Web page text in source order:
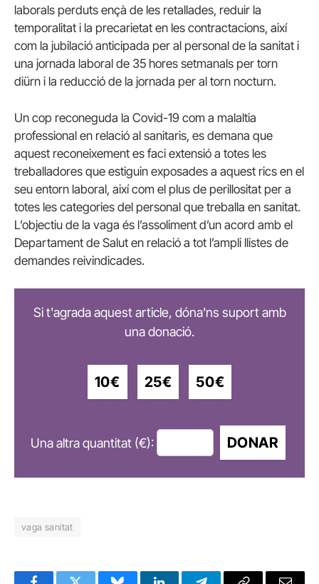
laborals perduts ençà de les retallades, reduir la
temporalitat i la precarietat en les contractacions, així
com la jubilació anticipada per al personal de la sanitat i
una jornada laboral de 35 hores setmanals per torn
diürn i la reducció de la jornada per al torn nocturn.
Un cop reconeguda la Covid-19 com a malaltia
professional en relació al sanitaris, es demana que
aquest reconeixement es faci extensió a totes les
treballadores que estiguin exposades a aquest rics en el
seu entorn laboral, així com el plus de perillositat per a
totes les categories del personal que treballa en sanitat.
L’objectiu de la vaga és l’assoliment d’un acord amb el
Departament de Salut en relació a tot l’ampli llistes de
demandes reivindicades.
Si t'agrada aquest article, dóna'ns suport amb
una donació.
10€ 25€ 50€
Una altra quantitat (€): DONAR
vaga sanitat